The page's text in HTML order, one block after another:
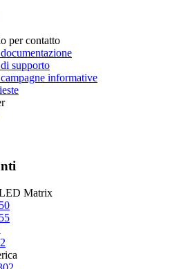
per contatto
supporto
informative
Matrix